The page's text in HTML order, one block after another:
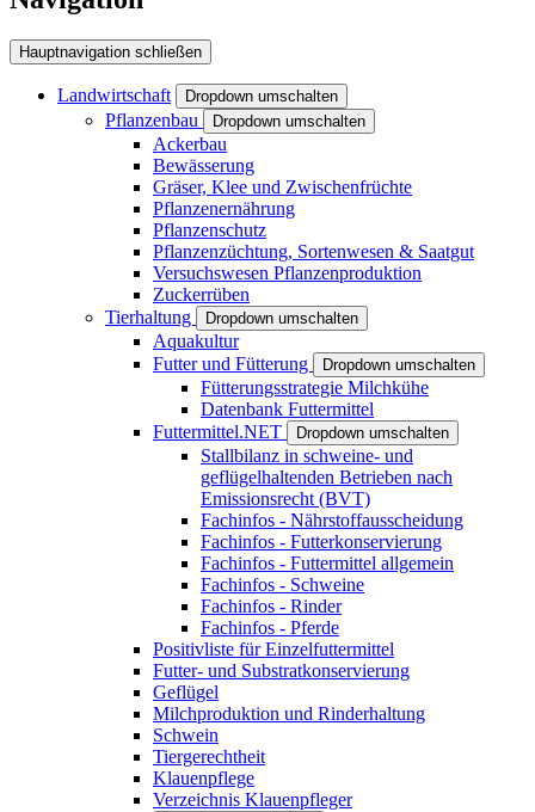
Hauptnavigation schließen
Landwirtschaft Dropdown umschalten
Pflanzenbau Dropdown umschalten
Ackerbau
Bewässerung
Gräser, Klee und Zwischenfrüchte
Pflanzenernährung
Pflanzenschutz
Pflanzenzüchtung, Sortenwesen & Saatgut
Versuchswesen Pflanzenproduktion
Zuckerrüben
Tierhaltung
Dropdown umschalten
Aquakultur
Futter und Fütterung
Dropdown umschalten
Fütterungsstrategie Milchkühe
Datenbank Futtermittel
Futtermittel.NET
Dropdown umschalten
Stallbilanz in schweine- und
geflügelhaltenden Betrieben nach
Emissionsrecht (BVT)
Fachinfos - Nährstoffausscheidung
Fachinfos - Futterkonservierung
Fachinfos - Futtermittel allgemein
Fachinfos - Schweine
Fachinfos - Rinder
Fachinfos - Pferde
Positivliste für Einzelfuttermittel
Futter- und Substratkonservierung
Geflügel
Milchproduktion und Rinderhaltung
Schwein
Tiergerechtheit
Klauenpflege
Verzeichnis Klauenpfleger